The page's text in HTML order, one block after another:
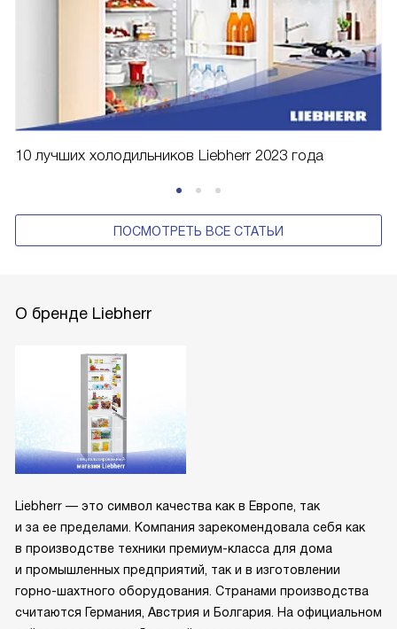
10 лучших холодильников Liebherr 2023 года
ПОСМОТРЕТЬ ВСЕ СТАТЬИ
О бренде Liebherr
Liebherr — это символ качества как в Европе, так
и за ее пределами. Компания зарекомендовала себя как
в производстве техники премиум-класса для дома
и промышленных предприятий, так и в изготовлении
горно-шахтного оборудования. Странами производства
считаются Германия, Австрия и Болгария. На официальном